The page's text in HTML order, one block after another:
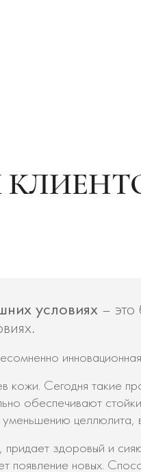
условиях –
кожи. Сегодня такие
обеспечивают
целлюлита,
придает здоровый и
новых.